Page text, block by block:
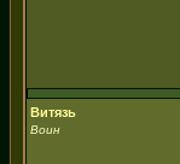
Витязь
Воин